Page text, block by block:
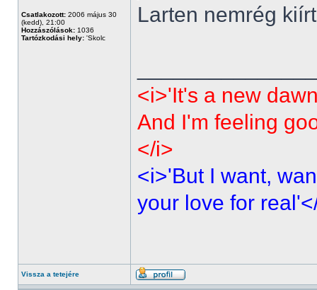
Csatlakozott: 2006 május 30
(kedd), 21:00
Hozzászólások: 1036
Tartózkodási hely: 'Skolc
Larten nemrég
<i>'It's a new
And I'm feeling
</i>
<i>'But I want,
your love for
Vissza a tetejére